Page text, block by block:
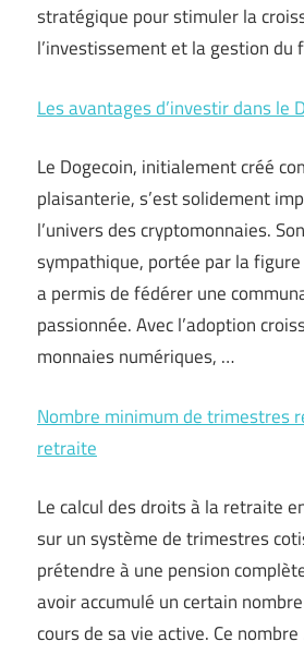
stratégique pour stimuler la
l’investissement et la gestion du
Les avantages d’investir dans le
Le Dogecoin, initialement créé
plaisanterie, s’est solidement
l’univers des cryptomonnaies.
sympathique, portée par la figure
a permis de fédérer une
passionnée. Avec l’adoption
monnaies numériques, …
Nombre minimum de trimestres
retraite
Le calcul des droits à la retraite
sur un système de trimestres
prétendre à une pension
avoir accumulé un certain
cours de sa vie active. Ce